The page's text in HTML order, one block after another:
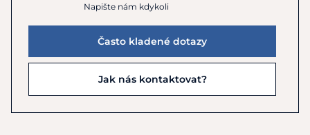
Napište nám kdykoli
Často kladené dotazy
Jak nás kontaktovat?